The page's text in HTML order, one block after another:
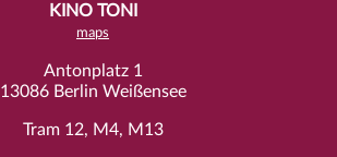
KINO TONI
maps
Antonplatz 1
13086 Berlin Weißensee
Tram 12, M4, M13